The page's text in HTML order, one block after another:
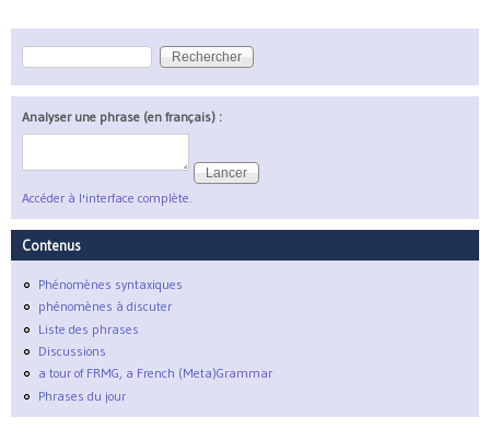
Formulaire de recherche
Rechercher
Analyser une phrase (en français) :
Accéder à l'interface complète.
Contenus
Phénomènes syntaxiques
phénomènes à discuter
Liste des phrases
Discussions
a tour of FRMG, a French (Meta)Grammar
Phrases du jour